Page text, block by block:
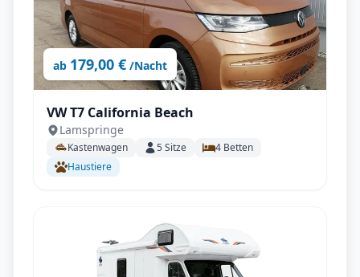
ab 179,00 € /Nacht
VW T7 California Beach
Lamspringe
Kastenwagen 5Sitze 4 Betten
Haustiere